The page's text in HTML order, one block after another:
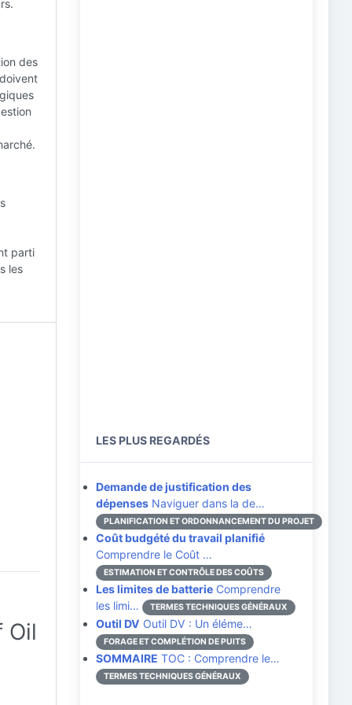
des
parti
les
Oil
LES PLUS REGARDÉS
Demande de justification des
dépenses Naviguer dans la de…
PLANIFICATION ET ORDONNANCEMENT DU PROJET
Coût budgété du travail planifié
Comprendre le Coût …
ESTIMATION ET CONTRÔLE DES COÛTS
Les limites de batterie Comprendre
les limi…
TERMES TECHNIQUES GÉNÉRAUX
Outil DV Outil DV : Un éléme…
FORAGE ET COMPLÉTION DE PUITS
SOMMAIRE TOC : Comprendre le…
TERMES TECHNIQUES GÉNÉRAUX